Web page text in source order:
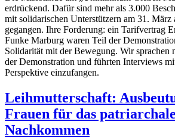
erdrückend. Dafür sind mehr als 3.000
mit solidarischen Unterstützern am 31. März
gegangen. Ihre Forderung: ein Tarifvertrag
Funke Marburg waren Teil der
Solidarität mit der Bewegung. Wir sprachen
der Demonstration und führten Interviews
Perspektive einzufangen.
Leihmutterschaft:
Frauen für das
Nachkommen